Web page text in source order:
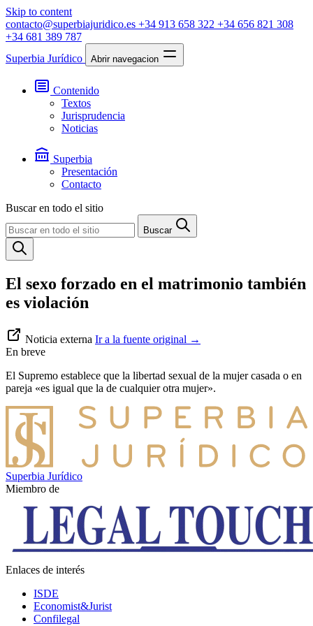
Skip to content
contacto@superbiajuridico.es +34 913 658 322 +34 656 821 308
+34 681 389 787
Superbia Jurídico
Abrir navegacion
Contenido
Textos
Jurisprudencia
Noticias
Superbia
Presentación
Contacto
Buscar en todo el sitio
Buscar
El sexo forzado en el matrimonio también
es violación
Noticia externa Ir a la fuente original →
En breve
El Supremo establece que la libertad sexual de la mujer casada o en
pareja «es igual que la de cualquier otra mujer».
Superbia Jurídico
Miembro de
Enlaces de interés
ISDE
Economist&Jurist
Confilegal